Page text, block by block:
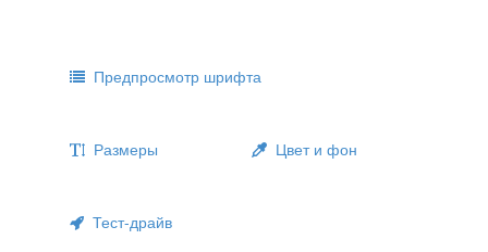
Предпросмотр шрифта
Размеры Цвет и фон
Тест-драйв